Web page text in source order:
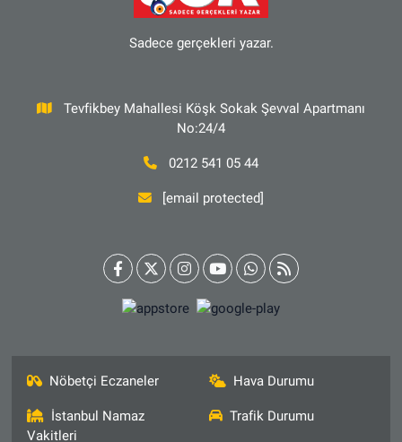
Sadece gerçekleri yazar.
Tevfikbey Mahallesi Köşk Sokak Şevval Apartmanı
No:24/4
0212 541 05 44
[email protected]
Nöbetçi Eczaneler Hava Durumu
İstanbul Namaz
Vakitleri
Trafik Durumu